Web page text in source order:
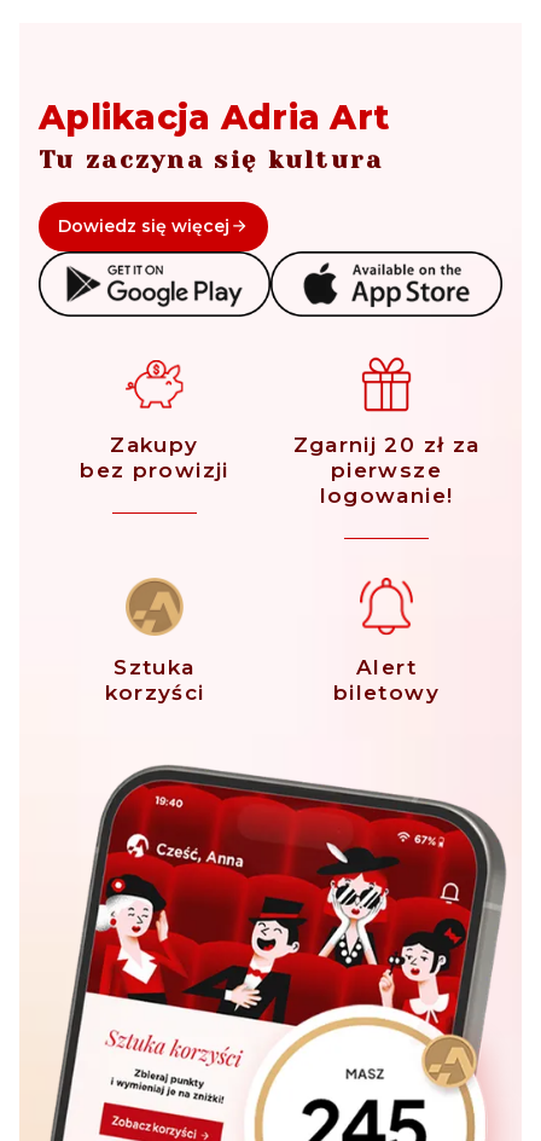
Aplikacja Adria Art
Tu zaczyna się kultura
Dowiedz się więcej
Zakupy
bez prowizji
Zgarnij 20 zł za
pierwsze
logowanie!
Sztuka
korzyści
Alert
biletowy